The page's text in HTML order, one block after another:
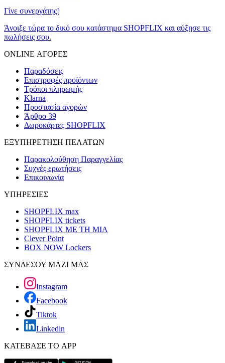
Γίνε συνεργάτης!
Άνοιξε τώρα το δικό σου κατάστημα SHOPFLIX και αύξησε τις
πωλήσεις σου.
ONLINE ΑΓΟΡΕΣ
Παραδόσεις
Επιστροφές προϊόντων
Τρόποι πληρωμής
Klarna
Προστασία αγορών
Άρθρο 39
Δωροκάρτες SHOPFLIX
ΕΞΥΠΗΡΕΤΗΣΗ ΠΕΛΑΤΩΝ
Παρακολούθηση Παραγγελίας
Συχνές ερωτήσεις
Επικοινωνία
ΥΠΗΡΕΣΙΕΣ
SHOPFLIX max
SHOPFLIX tickets
SHOPFLIX ΜΕ ΤΗ ΜΙΑ
Clever Point
BOX NOW Lockers
ΣΥΝΔΕΣΟΥ ΜΑΖΙ ΜΑΣ
Instagram
Facebook
Tiktok
Linkedin
ΚΑΤΕΒΑΣΕ ΤΟ APP